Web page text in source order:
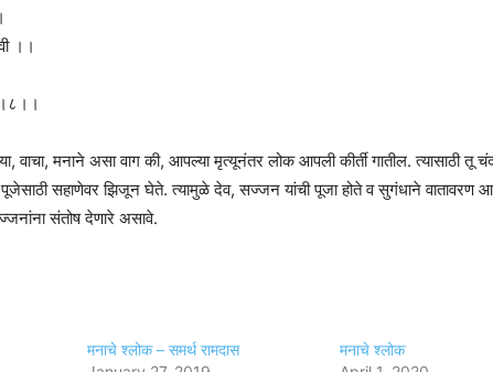
।।
मनाने असा वाग की, आपल्या मृत्यूनंतर लोक आपली कीर्ती गातील. त्यासाठी तू
पूजेसाठी सहाणेवर झिजून घेते. त्यामुळे देव, सज्जन यांची पूजा होते व सुगंधाने वातावरण
संतोष देणारे असावे.
मनाचे श्लोक – समर्थ रामदास
मनाचे श्लोक